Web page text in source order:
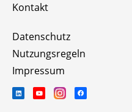
Kontakt
Datenschutz
Nutzungsregeln
Impressum